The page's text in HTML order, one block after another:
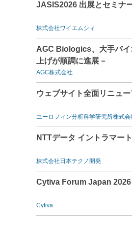
JASIS2026 出展とセミナ
株式会社ワイエムシィ
AGC Biologics、大手バ
上げが順調に進展－
AGC株式会社
ウェブサイト全面リニュ
ユーロフィン分析科学研究所株式会
NTTデータ イントラマー
株式会社日本テクノ開発
Cytiva Forum Japan
Cytiva